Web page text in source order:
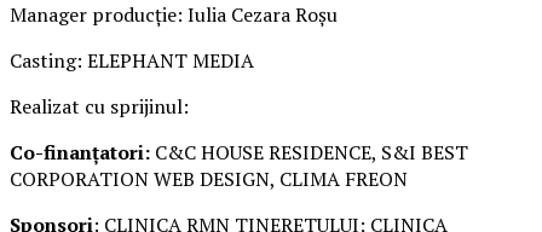
Manager producție: Iulia Cezara Roșu
Casting: ELEPHANT MEDIA
Realizat cu sprijinul:
Co-finanțatori: C&C HOUSE RESIDENCE, S&I BEST
CORPORATION WEB DESIGN, CLIMA FREON
Sponsori: CLINICA RMN TINERETULUI; CLINICA